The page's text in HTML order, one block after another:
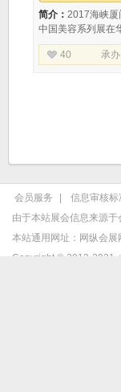
简介： 2017海峡厦
中国美容系列展在
辐射台湾、香港、
美业盛会，构建
40 承办
会员服务 信息审核标
由于本站展会信息来源
本站通用网址： 网纵会展
Copyright © 2013-2021